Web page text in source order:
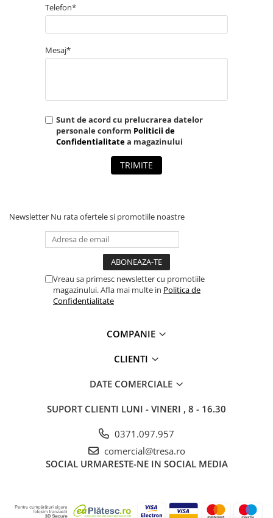
Centuri și hamuri
Dispozitive de ancorare și
Sisteme stationare | Linia vietii
Seturi și kituri complete
DETECTIE SI SEMNALIZARE
UNICĂ FOLOSINȚĂ
Mănuși Unică Folosință
Mânecuțe | Cotiere Unică
Folosință
Acoperitori Încălțăminte Unică
Acoperitori Cap Unică Folosință
Combinezoane | Pantaloni Unică
Accesorii Unică Folosință
CURĂȚENIE ȘI INGRIJIRE
Cutii unelte și organizatoare
Telefon*
Mesaj*
Sunt de acord cu prelucrarea datelor
personale conform Politicii de
Confidentialitatea magazinului
TRIMITE
Newsletter Nu rata ofertele si promotiile noastre
Vreau sa primesc newsletter cu promotiile
magazinului. Afla mai multe in Politica de
Confidentialitate
COMPANIE
CLIENTI
DATE COMERCIALE
SUPORT CLIENTI LUNI - VINERI , 8 - 16.30
0371.097.957
comercial@tresa.ro
SOCIAL URMARESTE-NE IN SOCIAL MEDIA